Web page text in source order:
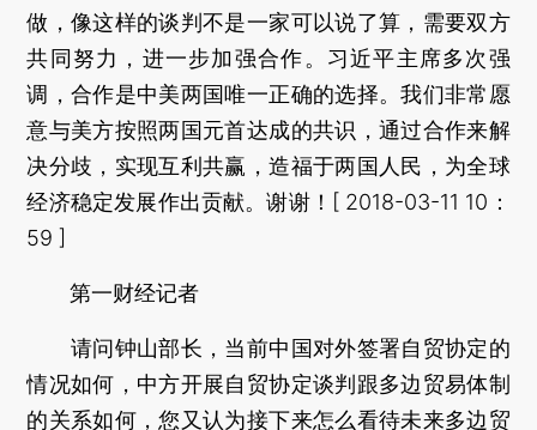
做，像这样的谈判不是一家可以说了算，需要双方
共同努力，进一步加强合作。习近平主席多次强
调，合作是中美两国唯一正确的选择。我们非常愿
意与美方按照两国元首达成的共识，通过合作来解
决分歧，实现互利共赢，造福于两国人民，为全球
经济稳定发展作出贡献。谢谢！[ 2018-03-11 10：
59 ]
第一财经记者
请问钟山部长，当前中国对外签署自贸协定的
情况如何，中方开展自贸协定谈判跟多边贸易体制
的关系如何，您又认为接下来怎么看待未来多边贸